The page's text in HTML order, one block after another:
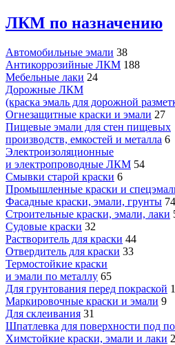
ЛКМ по назначению
Автомобильные эмали 38
Антикоррозийные ЛКМ 188
Мебельные лаки 24
Дорожные ЛКМ
(краска эмаль для дорожной
Огнезащитные краски и эмали 27
Пищевые эмали для стен пищевых
производств, емкостей и металла 6
Электроизоляционные
и электропроводные ЛКМ 54
Смывки старой краски 6
Промышленные краски и
Фасадные краски, эмали, грунты 74
Строительные краски, эмали, лаки
Судовые краски 32
Растворитель для краски 44
Отвердитель для краски 33
Термостойкие краски
и эмали по металлу 65
Для грунтования перед покраской
Маркировочные краски и эмали 9
Для склеивания 31
Шпатлевка для поверхности под
Химстойкие краски, эмали и лаки